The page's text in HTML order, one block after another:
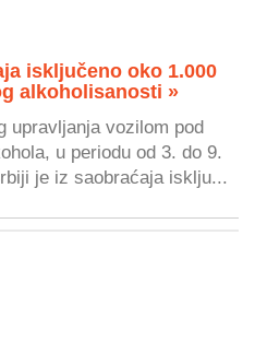
isključeno oko 1.000
alkoholisanosti »
upravljanja vozilom pod
u periodu od 3. do 9.
je iz saobraćaja isklju...